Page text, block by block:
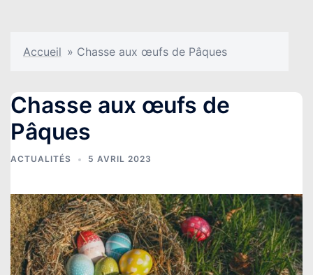
Accueil » Chasse aux œufs de Pâques
Chasse aux œufs de
Pâques
ACTUALITÉS 5 AVRIL 2023